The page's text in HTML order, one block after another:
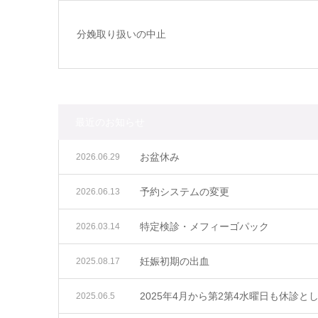
分娩取り扱いの中止
お盆休み
2026.06.29
予約システムの変更
2026.06.13
特定検診・メフィーゴパック
2026.03.14
妊娠初期の出血
2025.08.17
2025年4月から第2第4水曜日も休診と
2025.06.5